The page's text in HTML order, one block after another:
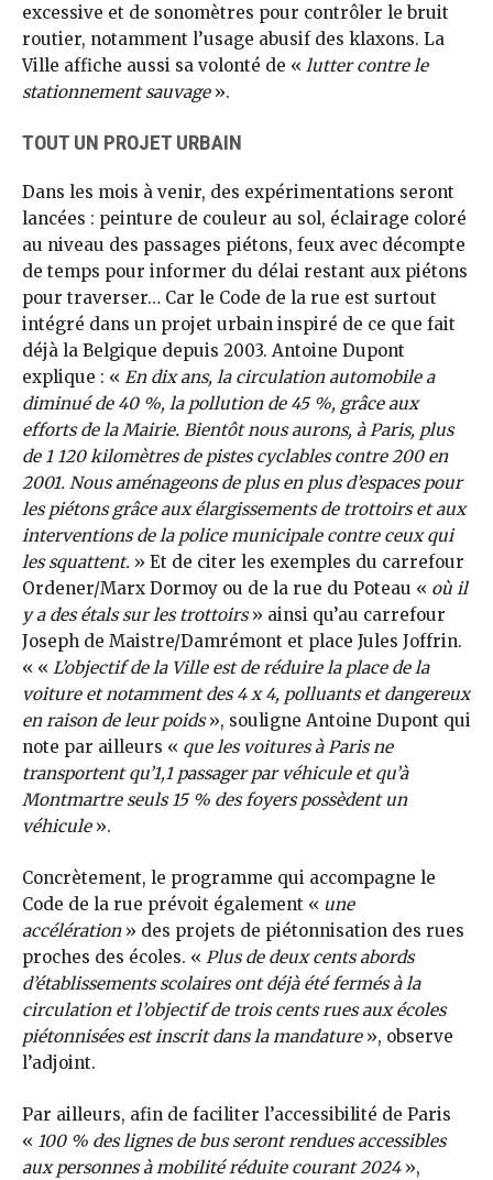
excessive et de sonomètres pour contrôler le bruit
routier, notamment l’usage abusif des klaxons. La
Ville affiche aussi sa volonté de « lutter contre le
stationnement sauvage».
TOUT UN PROJET URBAIN
Dans les mois à venir, des expérimentations seront
lancées : peinture de couleur au sol, éclairage coloré
au niveau des passages piétons, feux avec décompte
de temps pour informer du délai restant aux piétons
pour traverser… Car le Code de la rue est surtout
intégré dans un projet urbain inspiré de ce que fait
déjà la Belgique depuis 2003. Antoine Dupont
explique : « En dix ans, la circulation automobile a
diminué de 40 %, la pollution de 45 %, grâce aux
efforts de la Mairie. Bientôt nous aurons, à Paris, plus
de 1 120 kilomètres de pistes cyclables contre 200 en
2001. Nous aménageons de plus en plus d’espaces pour
les piétons grâce aux élargissements de trottoirs et aux
interventions de la police municipale contre ceux qui
les squattent. » Et de citer les exemples du carrefour
Ordener/Marx Dormoy ou de la rue du Poteau « où il
y a des étals sur les trottoirs» ainsi qu’au carrefour
Joseph de Maistre/Damrémont et place Jules Joffrin.
« « L’objectif de la Ville est de réduire la place de la
voiture et notamment des 4 x 4, polluants et dangereux
en raison de leur poids», souligne Antoine Dupont qui
note par ailleurs « que les voitures à Paris ne
transportent qu’1,1 passager par véhicule et qu’à
Montmartre seuls 15 % des foyers possèdent un
véhicule».
Concrètement, le programme qui accompagne le
Code de la rue prévoit également « une
accélération» des projets de piétonnisation des rues
proches des écoles. « Plus de deux cents abords
d’établissements scolaires ont déjà été fermés à la
circulation et l’objectif de trois cents rues aux écoles
piétonnisées est inscrit dans la mandature», observe
l’adjoint.
Par ailleurs, afin de faciliter l’accessibilité de Paris
« 100 % des lignes de bus seront rendues accessibles
aux personnes à mobilité réduite courant 2024»,